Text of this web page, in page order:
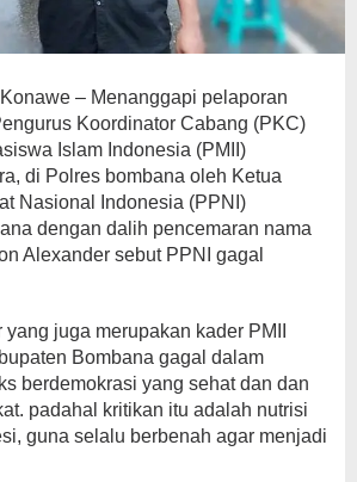
Konawe – Menanggapi pelaporan
Koordinator Cabang (PKC)
Islam Indonesia (PMII)
di Polres bombana oleh Ketua
Nasional Indonesia (PPNI)
dengan dalih pencemaran nama
Alexander sebut PPNI gagal
juga merupakan kader PMII
Bombana gagal dalam
berdemokrasi yang sehat dan dan
padahal kritikan itu adalah nutrisi
guna selalu berbenah agar menjadi